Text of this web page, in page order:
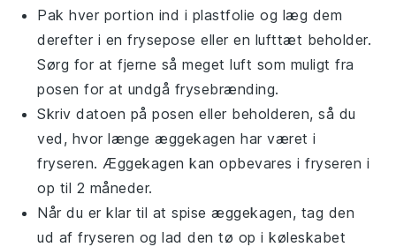
Pak hver portion ind i plastfolie og læg dem
derefter i en frysepose eller en lufttæt beholder.
Sørg for at fjerne så meget luft som muligt fra
posen for at undgå frysebrænding.
Skriv datoen på posen eller beholderen, så du
ved, hvor længe æggekagen har været i
fryseren. Æggekagen kan opbevares i fryseren i
op til 2 måneder.
Når du er klar til at spise æggekagen, tag den
ud af fryseren og lad den tø op i køleskabet